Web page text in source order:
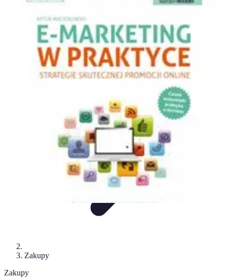
Porady zakupowePoradyTrendy
Mega Promocje
Zakupy
Zakupy